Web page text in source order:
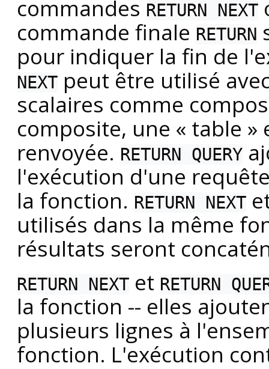
commandes RETURN NEXT
commande finale RETURN
pour indiquer la fin de
NEXT peut être utilisé
scalaires comme
composite, une « table »
renvoyée. RETURN QUERY
l'exécution d'une
la fonction. RETURN NEXT
utilisés dans la même
résultats seront
RETURN NEXT et RETURN
la fonction -- elles
plusieurs lignes à
fonction. L'exécution